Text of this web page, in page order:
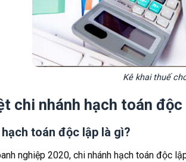
Kê khai thuế
chi nhánh hạch toán
toán độc lập là gì?
nghiệp 2020, chi nhánh hạch toán độc